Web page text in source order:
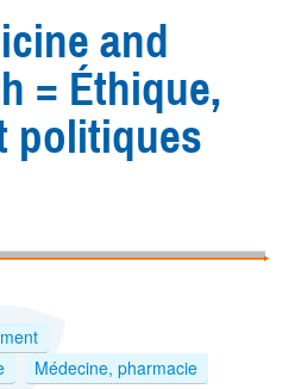
and
= Éthique,
politiques
Médecine, pharmacie